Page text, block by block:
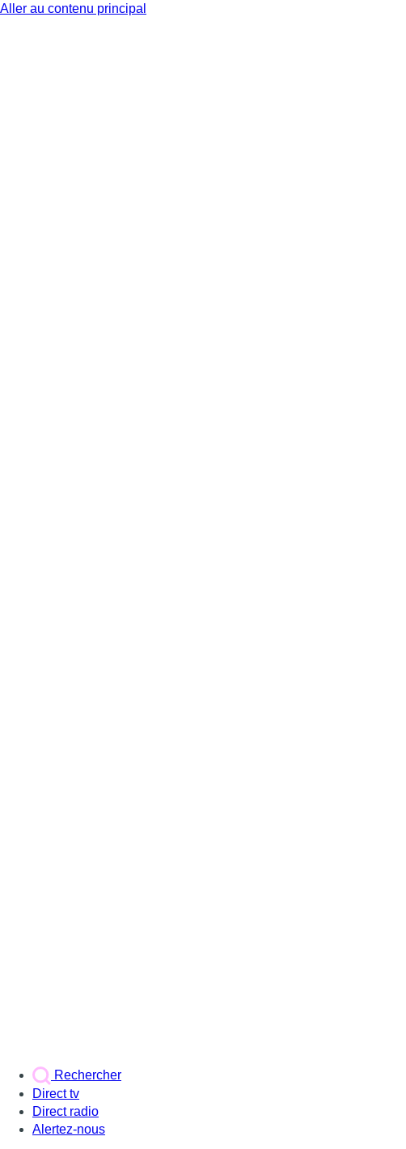
Aller au contenu principal
Rechercher
Direct tv
Direct radio
Alertez-nous